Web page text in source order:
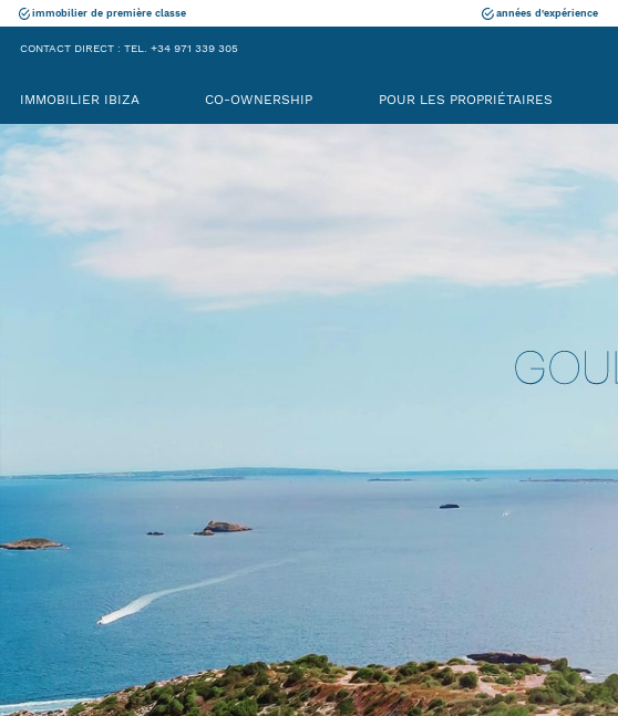
immobilier de première classe années d'expérience
CONTACT DIRECT : TEL. +34 971 339 305
IMMOBILIER IBIZA CO-OWNERSHIP POUR LES PROPRIÉTAIRES